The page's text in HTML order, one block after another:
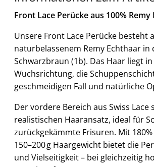
Front Lace Perücke aus 100% Remy
Unsere Front Lace Perücke besteht
naturbelassenem Remy Echthaar in
Schwarzbraun (1b). Das Haar liegt
Wuchsrichtung, die
geschmeidigen Fall und natürliche
Der vordere Bereich aus Swiss Lace
realistischen Haaransatz, ideal für
zurückgekämmte Frisuren. Mit
150–200 g Haargewicht bietet die
und Vielseitigkeit – bei gleichzeitig